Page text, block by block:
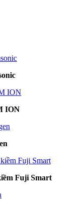
ION
Fuji Smart